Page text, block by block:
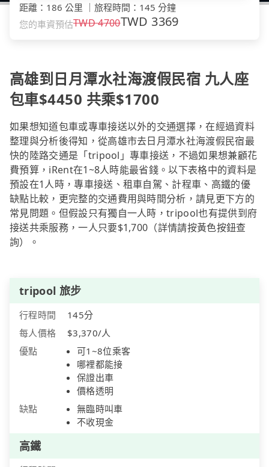
距離 ： 186 公里 ｜ 旅程時間 ： 145 分鐘
您的車資預估TWD4700TWD 3369
高雄到日月潭水社海渡假民宿 九人座
包車$4450 共乘$1700
如果想知道包車或專車接送以外的交通選擇，在經過資料
整理與分析後得知，從高雄市去日月潭水社海渡假民宿最
快的陸路交通是「tripool」專車接送，不過如果想兼顧花
費預算，iRent在1~8人時能最省錢。以下表格中的資料是
預設在1人時，專車接送、租車自駕、計程車、高鐵的優
缺點比較，更完整的交通費用與時間分析，請見更下方的
常見問題。但假設只有獨自一人時，tripool也有提供到府
接送共乘服務，一人只要$1,700（詳情請按黃色按鈕查
詢）。
tripool 旅步
行程時間
145分
每人價格
$3,370/人
優點
可1~8位乘客
哪裡都能接
保證出車
價格透明
缺點
無臨時叫車
不收現金
高鐵